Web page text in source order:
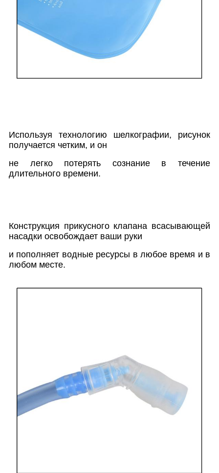
Используя технологию шелкографии, рисунок
получается четким, и он
не легко потерять сознание в течение
длительного времени.
Конструкция прикусного клапана всасывающей
насадки освобождает ваши руки
и пополняет водные ресурсы в любое время и в
любом месте.